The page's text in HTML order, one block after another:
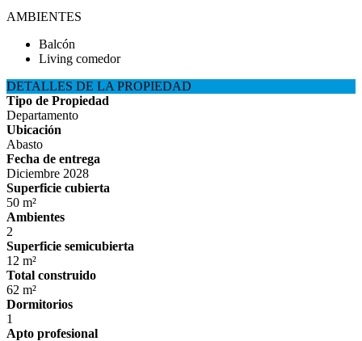
AMBIENTES
Balcón
Living comedor
DETALLES DE LA PROPIEDAD
Tipo de Propiedad
Departamento
Ubicación
Abasto
Fecha de entrega
Diciembre 2028
Superficie cubierta
50 m²
Ambientes
2
Superficie semicubierta
12 m²
Total construido
62 m²
Dormitorios
1
Apto profesional